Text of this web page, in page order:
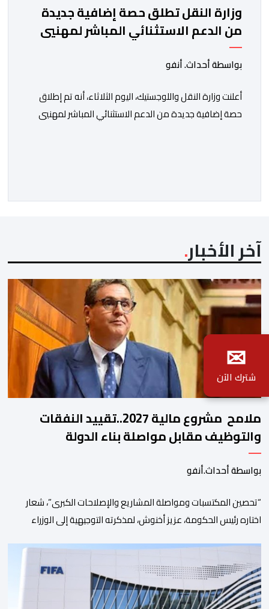
وزارة النقل تطلق حصة إضافية جديدة
من الدعم الاستثنائي المباشر لمهنيي
النقل الطرقي للأشخاص والبضائع
بواسطة أحداث. أنفو
أعلنت وزارة النقل واللوجستيك، اليوم الثلاثاء، أنه تم إطلاق
حصة إضافية جديدة من الدعم الاستثنائي المباشر لمهنيي
من آثار استمرارية […]
آخر الأخبار
ملامح مشروع مالية 2027..تقييد النفقات
والتوظيف مقابل مواصلة بناء الدولة
الاجتماعية والاستثمار
بواسطة أحداث.أنفو
“تحصين المكتسبات ومواصلة المشاريع والإصلاحات الكبرى”، شعار
اختاره رئيس الحكومة، عزيز أخنوش، لمذكرته التوجيهية إلى الوزراء
مشروع من نوعه في ظل ولايته الحكومية. هذه الرسالة التأطيرية
ارتكزت على 4 أولويات، كما حملت ألحت على ضرورة عقلنة نفقات
التسيير، بل وتقييد التوظيف إلا في حالة الضرورة. […]
✉
شترك الآن